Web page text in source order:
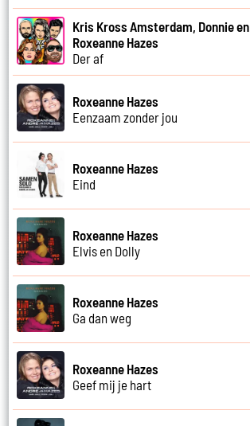
Kris Kross Amsterdam, Donnie en
Roxeanne Hazes
Der af
Roxeanne Hazes
Eenzaam zonder jou
Roxeanne Hazes
Eind
Roxeanne Hazes
Elvis en Dolly
Roxeanne Hazes
Ga dan weg
Roxeanne Hazes
Geef mij je hart